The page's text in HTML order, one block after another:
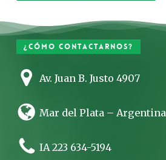
¿Cómo contactarnos?
Av. Juan B. Justo 4907
Mar del Plata – Argentina
IA 223 634-5194